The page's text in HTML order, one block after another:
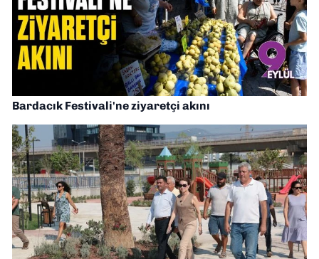
Bardacık Festivali'ne ziyaretçi akını